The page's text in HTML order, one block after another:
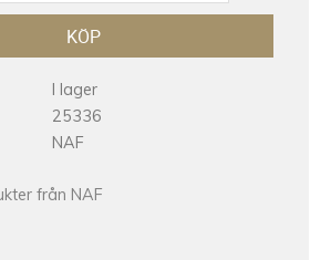
KÖP
I lager
25336
NAF
från NAF